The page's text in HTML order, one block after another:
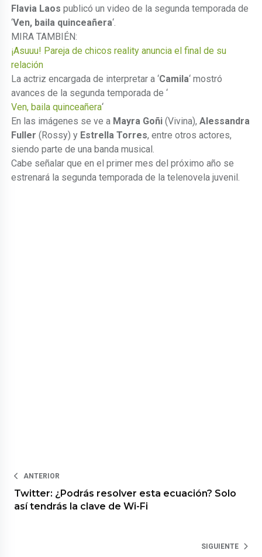
Flavia Laos publicó un video de la segunda temporada de
‘Ven, baila quinceañera‘.
MIRA TAMBIÉN:
¡Asuuu! Pareja de chicos reality anuncia el final de su
relación
La actriz encargada de interpretar a ‘Camila‘ mostró
avances de la segunda temporada de ‘
Ven, baila quinceañera‘
En las imágenes se ve a Mayra Goñi (Vivina), Alessandra
Fuller (Rossy) y Estrella Torres, entre otros actores,
siendo parte de una banda musical.
Cabe señalar que en el primer mes del próximo año se
estrenará la segunda temporada de la telenovela juvenil.
ANTERIOR
Twitter: ¿Podrás resolver esta ecuación? Solo
así tendrás la clave de Wi-Fi
SIGUIENTE